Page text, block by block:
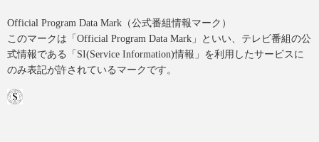
Official Program Data Mark（公式番組情報マーク）
このマークは「Official Program Data Mark」といい、テレビ番組の公
式情報である「SI(Service Information)情報」を利用したサービスに
のみ表記が許されているマークです。